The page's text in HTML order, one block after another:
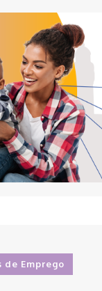
de Emprego